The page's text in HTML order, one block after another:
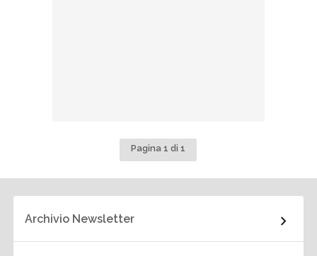
Pagina 1 di 1
Archivio Newsletter